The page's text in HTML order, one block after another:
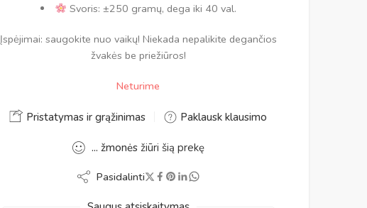
Svoris: ±250 gramų, dega iki 40 val.
Įspėjimai: saugokite nuo vaikų! Niekada nepalikite degančios
žvakės be priežiūros!
Neturime
Pristatymas ir grąžinimas Paklausk klausimo
... žmonės žiūri šią prekę
Pasidalinti